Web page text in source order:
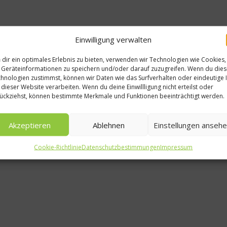
Einwilligung verwalten
dir ein optimales Erlebnis zu bieten, verwenden wir Technologien wie Cookies,
Geräteinformationen zu speichern und/oder darauf zuzugreifen. Wenn du
zustimmst, können wir Daten wie das Surfverhalten oder eindeutige
dieser Website verarbeiten. Wenn du deine Einwillligung nicht erteilst oder
können bestimmte Merkmale und Funktionen beeinträchtigt werden.
Akzeptieren Ablehnen Einstellungen
Cookie-RichtlinieDatenschutzbestimmungenImpressum
News